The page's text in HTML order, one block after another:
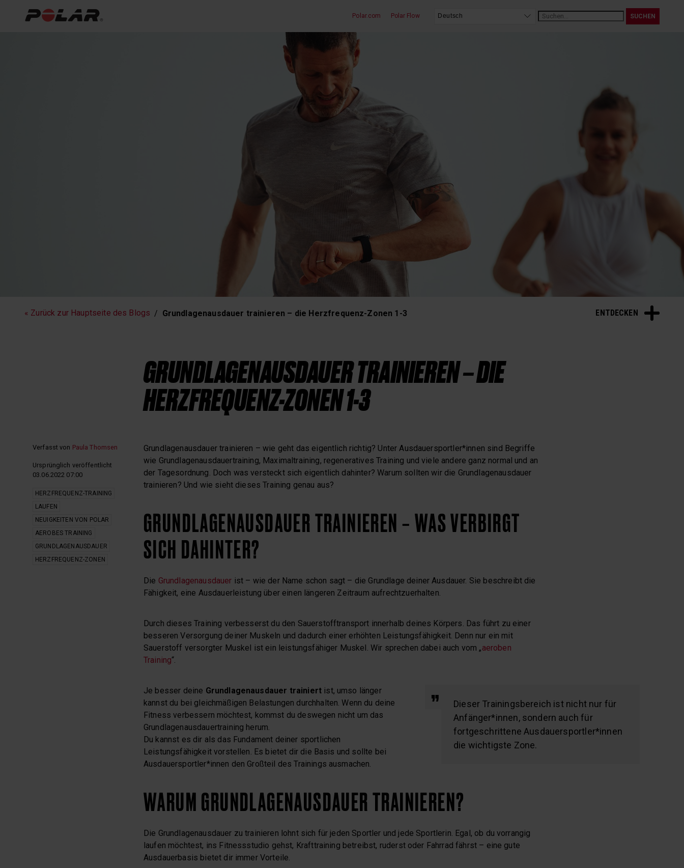
Polar.com Polar Flow
ENTDECKEN
« Zurück zur Hauptseite des Blogs
Grundlagenausdauer trainieren – die Herzfrequenz-Zonen 1-3
GRUNDLAGENAUSDAUER TRAINIEREN – DIE
HERZFREQUENZ-ZONEN 1-3
Verfasst von Paula Thomsen
Ursprünglich veröffentlicht
03.06.2022 07:00
HERZFREQUENZ-TRAINING
LAUFEN
NEUIGKEITEN VON POLAR
AEROBES TRAINING
GRUNDLAGENAUSDAUER
HERZFREQUENZ-ZONEN
Grundlagenausdauer trainieren – wie geht das eigentlich richtig? Unter Ausdauersportler*innen sind Begriffe
wie Grundlagenausdauertraining, Maximaltraining, regeneratives Training und viele andere ganz normal und an
der Tagesordnung. Doch was versteckt sich eigentlich dahinter? Warum sollten wir die Grundlagenausdauer
trainieren? Und wie sieht dieses Training genau aus?
GRUNDLAGENAUSDAUER TRAINIEREN – WAS VERBIRGT
SICH DAHINTER?
Die Grundlagenausdauer ist – wie der Name schon sagt – die Grundlage deiner Ausdauer. Sie beschreibt die
Fähigkeit, eine Ausdauerleistung über einen längeren Zeitraum aufrechtzuerhalten.
Durch dieses Training verbesserst du den Sauerstofftransport innerhalb deines Körpers. Das führt zu einer
besseren Versorgung deiner Muskeln und dadurch einer erhöhten Leistungsfähigkeit. Denn nur ein mit
Sauerstoff versorgter Muskel ist ein leistungsfähiger Muskel. Wir sprechen dabei auch vom „aeroben
Training“.
Dieser Trainingsbereich ist nicht nur für
Anfänger*innen, sondern auch für
fortgeschrittene Ausdauersportler*innen
die wichtigste Zone.
Je besser deine Grundlagenausdauer trainiert ist, umso länger
kannst du bei gleichmäßigen Belastungen durchhalten. Wenn du deine
Fitness verbessern möchtest, kommst du deswegen nicht um das
Grundlagenausdauertraining herum.
Du kannst es dir als das Fundament deiner sportlichen
Leistungsfähigkeit vorstellen. Es bietet dir die Basis und sollte bei
Ausdauersportler*innen den Großteil des Trainings ausmachen.
WARUM GRUNDLAGENAUSDAUER TRAINIEREN?
Die Grundlagenausdauer zu trainieren lohnt sich für jeden Sportler und jede Sportlerin. Egal, ob du vorrangig
laufen möchtest, ins Fitnessstudio gehst, Krafttraining betreibst, ruderst oder Fahrrad fährst – eine gute
Ausdauerbasis bietet dir immer Vorteile.